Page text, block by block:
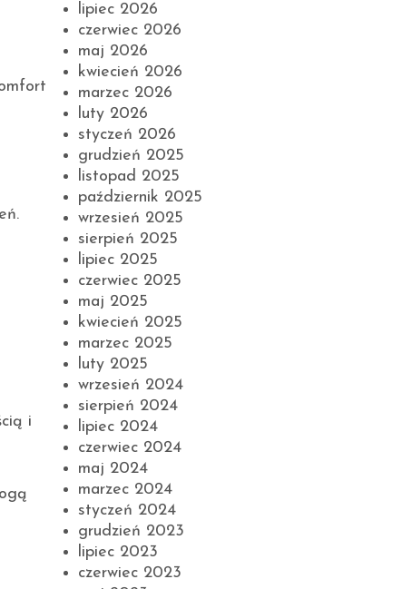
i
lipiec 2026
czerwiec 2026
maj 2026
kwiecień 2026
marzec 2026
luty 2026
styczeń 2026
grudzień 2025
listopad 2025
październik 2025
wrzesień 2025
sierpień 2025
lipiec 2025
czerwiec 2025
maj 2025
kwiecień 2025
marzec 2025
luty 2025
wrzesień 2024
sierpień 2024
lipiec 2024
czerwiec 2024
maj 2024
marzec 2024
styczeń 2024
grudzień 2023
lipiec 2023
czerwiec 2023